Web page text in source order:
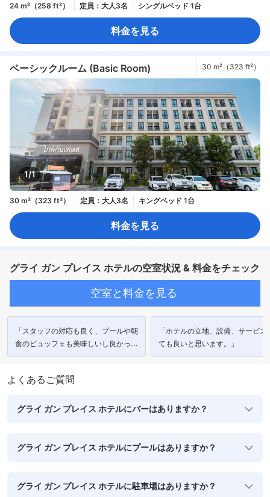
24 m²（258 ft²） 定員：大人3名 シングルベッド 1台
料金を見る
ベーシックルーム (Basic Room) 30 m²（323 ft²）
1/1
30 m²（323 ft²） 定員：大人3名 キングベッド 1台
料金を見る
グライ ガン プレイス ホテルの空室状況 & 料金をチェック
空室と料金を見る
「スタッフの対応も良く、プールや朝
食のビュッフェも美味しいし良かっ
た。タイ語が話せ無くても、英語での
「ホテルの立地、設備、サービス
ても良いと思います。」
よくあるご質問
グライ ガン プレイス ホテルにバーはありますか？
グライ ガン プレイス ホテルにプールはありますか？
グライ ガン プレイス ホテルに駐車場はありますか？